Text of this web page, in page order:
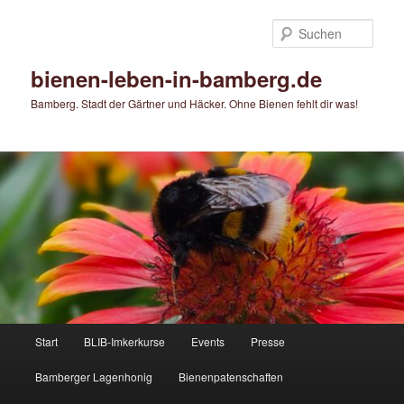
bienen-leben-in-bamberg.de
Bamberg. Stadt der Gärtner und Häcker. Ohne Bienen fehlt dir was!
Start BLIB-Imkerkurse Events Presse
Bamberger Lagenhonig Bienenpatenschaften